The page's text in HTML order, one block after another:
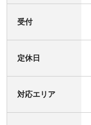
受付
定休日
対応エリア